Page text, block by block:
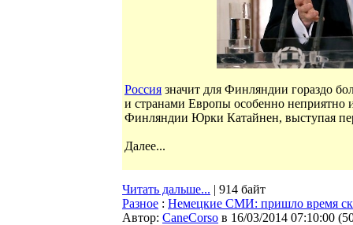
Россия значит для Финляндии гораздо
и странами Европы особенно
Финляндии Юрки Катайнен, выступая
Далее...
Читать дальше... | 914 байт
Разное : Немецкие СМИ: пришло время
Автор: CaneCorso в 16/03/2014 07:10:00 (